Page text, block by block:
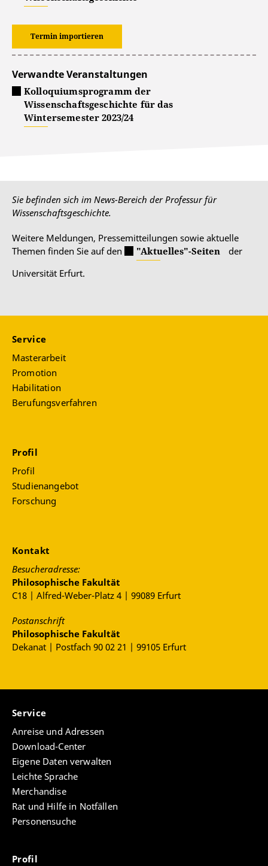
Termin importieren
Verwandte Veranstaltungen
Kolloquiumsprogramm der
Wissenschaftsgeschichte für das
Wintersemester 2023/24
Sie befinden sich im News-Bereich der Professur für
Wissenschaftsgeschichte.
Weitere Meldungen, Pressemitteilungen sowie aktuelle
Themen finden Sie auf den
"Aktuelles"-Seiten
der
Universität Erfurt.
Service
Masterarbeit
Promotion
Habilitation
Berufungsverfahren
Profil
Profil
Studienangebot
Forschung
Kontakt
Besucheradresse:
Philosophische Fakultät
C18 | Alfred-Weber-Platz 4 | 99089 Erfurt
Postanschrift
Philosophische Fakultät
Dekanat | Postfach 90 02 21 | 99105 Erfurt
Service
Anreise und Adressen
Download-Center
Eigene Daten verwalten
Leichte Sprache
Merchandise
Rat und Hilfe in Notfällen
Personensuche
Profil